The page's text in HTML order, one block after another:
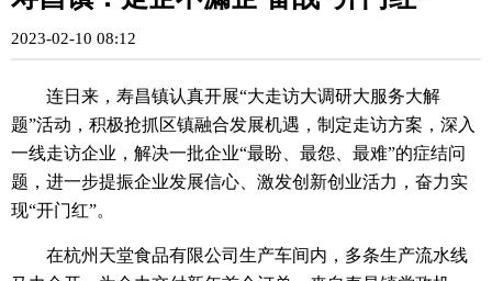
2023-02-10 08:12
连日来，寿昌镇认真开展“大走访大调研大服务大解
题”活动，积极抢抓区镇融合发展机遇，制定走访方案，深入
一线走访企业，解决一批企业“最盼、最怨、最难”的症结问
题，进一步提振企业发展信心、激发创新创业活力，奋力实
现“开门红”。
在杭州天堂食品有限公司生产车间内，多条生产流水线